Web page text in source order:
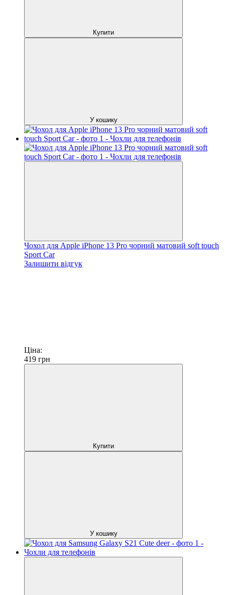
Купити
У кошику
Чохол для Apple iPhone 13 Pro чорний матовий soft touch
Sport Car
Залишити відгук
Ціна:
419 грн
Купити
У кошику